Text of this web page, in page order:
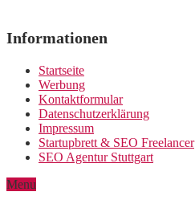
Informationen
Startseite
Werbung
Kontaktformular
Datenschutzerklärung
Impressum
Startupbrett & SEO Freelancer
SEO Agentur Stuttgart
Menu